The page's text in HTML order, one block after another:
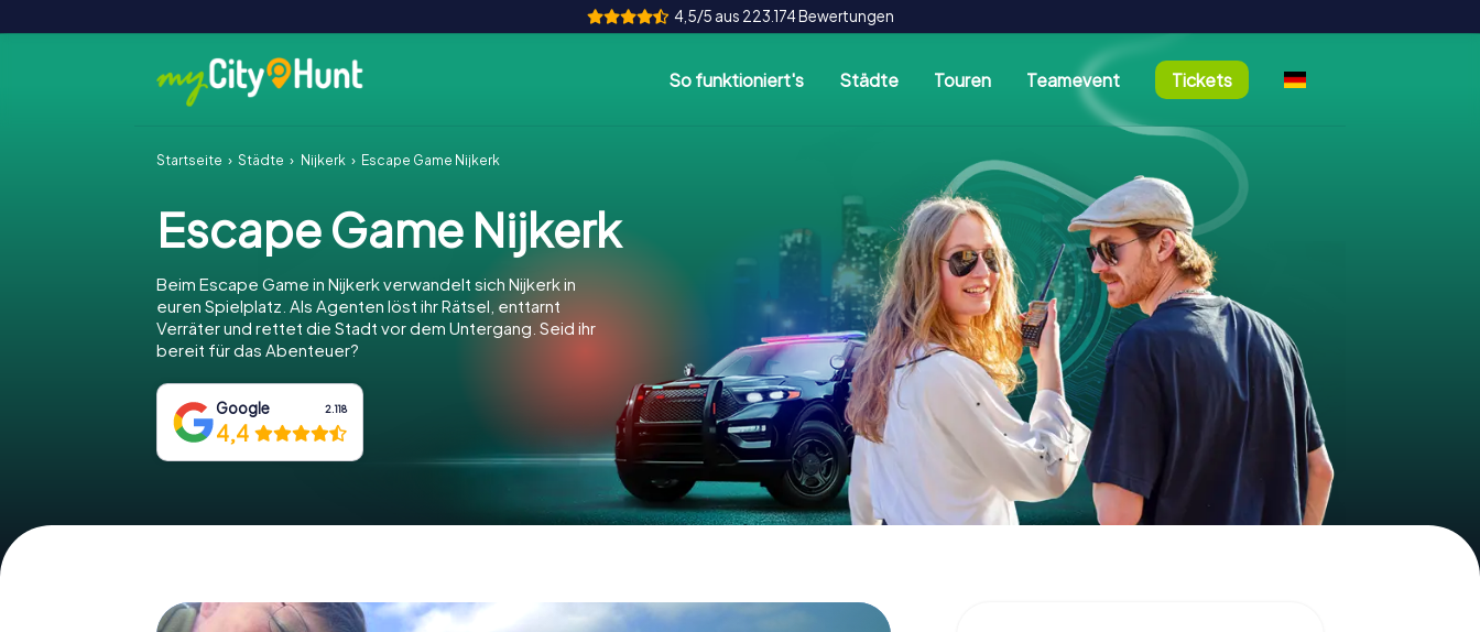
4,5/5 aus 223.174 Bewertungen
So funktioniert's Städte Touren Teamevent Tickets
Startseite Städte Nijkerk Escape Game Nijkerk
Escape Game Nijkerk
Beim Escape Game in Nijkerk verwandelt sich Nijkerk in
euren Spielplatz. Als Agenten löst ihr Rätsel, enttarnt
Verräter und rettet die Stadt vor dem Untergang. Seid ihr
bereit für das Abenteuer?
Google 2.118
4,4